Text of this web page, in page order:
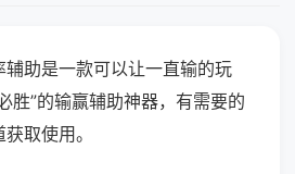
助是一款可以让一直输的玩
胜”的输赢辅助神器，有需要的
取使用。